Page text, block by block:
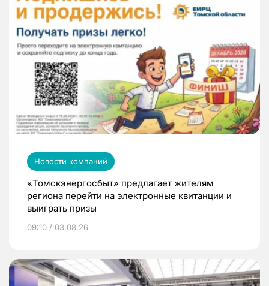
Новости компаний
«Томскэнергосбыт» предлагает жителям
региона перейти на электронные квитанции и
выиграть призы
09:10 / 03.08.26